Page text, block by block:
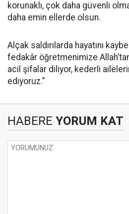
korunaklı, çok daha güvenli
daha emin ellerde olsun.
Alçak saldırılarda hayatını
fedakâr öğretmenimize
acil şifalar diliyor, kederli
ediyoruz.”
HABERE YORUM KAT